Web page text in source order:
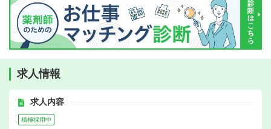
求人情報
求人内容
積極採用中